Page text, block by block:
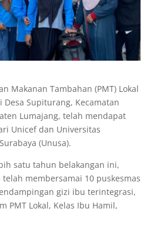
Makanan Tambahan (PMT) Lokal
Supiturang, Kecamatan
Lumajang, telah mendapat
Unicef dan Universitas
(Unusa).
satu tahun belakangan ini,
membersamai 10 puskesmas
gizi ibu terintegrasi,
PMT Lokal, Kelas Ibu Hamil,